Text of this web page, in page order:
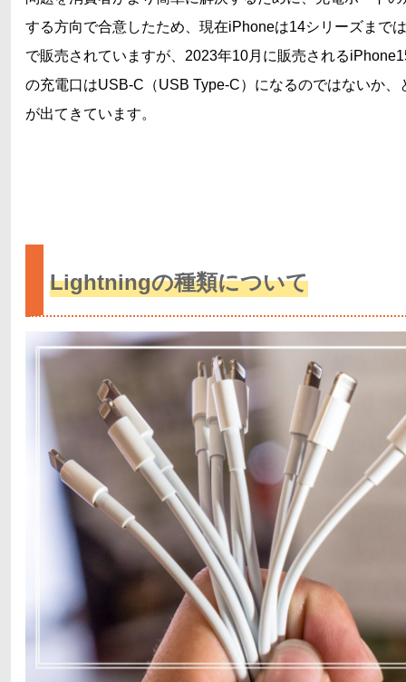
する方向で合意したため、現在iPhoneは14シリーズまで
で販売されていますが、2023年10月に販売される
の充電口はUSB-C（USB Type-C）になるのではないか、
が出てきています。
Lightningの種類について